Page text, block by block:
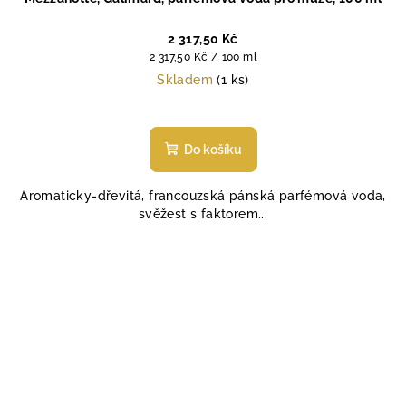
2 317,50 Kč
Měrná
cena:
2 317,50 Kč / 100 ml
Skladem(1 ks)
Do košíku
Aromaticky-dřevitá, francouzská pánská parfémová voda,
svěžest s faktorem...